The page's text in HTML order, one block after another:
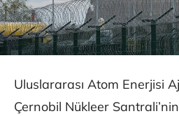
Uluslararası Atom Enerjisi
Çernobil Nükleer